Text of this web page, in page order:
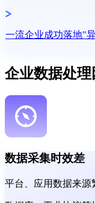
一流企业成功落地"
企业数据处理
数据采集时效差
平台、应用数据来源